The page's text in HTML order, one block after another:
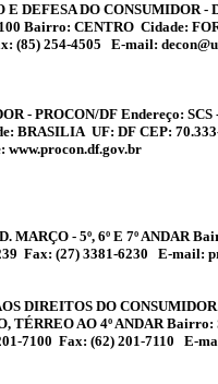
DEFESA DO CONSUMIDOR -
Bairro: CENTRO Cidade:
(85) 254-4505 E-mail:
- PROCON/DF Endereço:
BRASILIA UF: DF CEP:
www.procon.df.gov.br
MARÇO - 5º, 6º E 7º ANDAR
Fax: (27) 3381-6230 E-mail:
DIREITOS DO
TÉRREO AO 4º ANDAR
7100 Fax: (62) 201-7110 E-